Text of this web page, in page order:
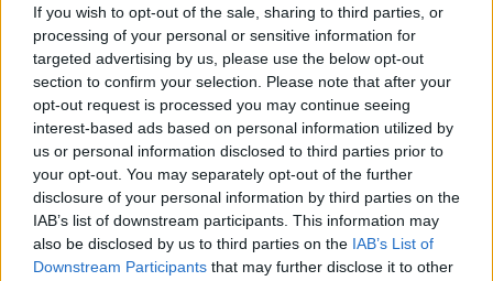
If you wish to opt-out of the sale, sharing to third parties, or
processing of your personal or sensitive information for
targeted advertising by us, please use the below opt-out
section to confirm your selection. Please note that after your
opt-out request is processed you may continue seeing
interest-based ads based on personal information utilized by
us or personal information disclosed to third parties prior to
your opt-out. You may separately opt-out of the further
disclosure of your personal information by third parties on the
IAB’s list of downstream participants. This information may
also be disclosed by us to third parties on the IAB’s List of
Downstream Participants that may further disclose it to other
Sabonį ir ar jis pasiruošęs būti vyriausiuoju
treneriu?
– Noriu jam palinkėti didžiausios sėkmės. Jau
metas jam čiupti šią galimybę. Buvo labai
smagu su juo dirbti. Kartais su juo
kaudavomės, nesutardavome. Bet jis turi
vieną išskirtinę savybę – kaip ir jo tėtis, ar